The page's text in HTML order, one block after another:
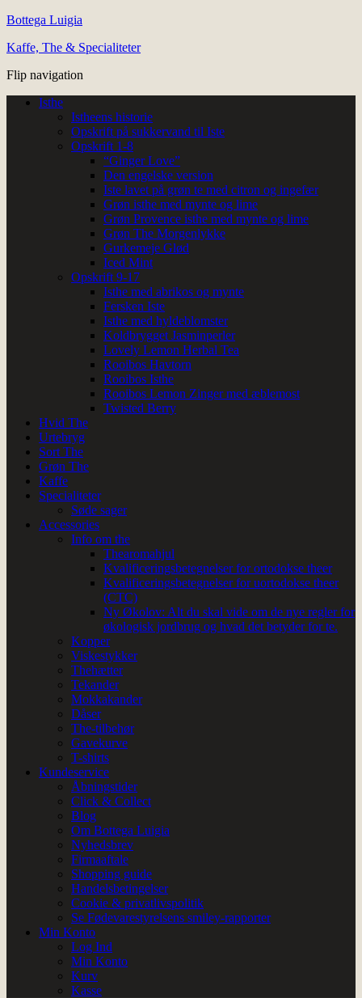
Bottega Luigia
Kaffe, The & Specialiteter
Flip navigation
Isthe
Istheens historie
Opskrift på sukkervand til Iste
Opskrift 1-8
“Ginger Love”
Den engelske version
Iste lavet på grøn te med citron og ingefær
Grøn isthe med mynte og lime
Grøn Provence isthe med mynte og lime
Grøn The Morgenlykke
Gurkemeje Glød
Iced Mint
Opskrift 9-17
Isthe med abrikos og mynte
Fersken Iste
Isthe med hyldeblomster
Koldbrygget Jasminperler
Lovely Lemon Herbal Tea
Rooibos Havtorn
Rooibos Isthe
Rooibos Lemon Zinger med æblemost
Twisted Berry
Hvid The
Urtebryg
Sort The
Grøn The
Kaffe
Specialiteter
Søde sager
Accessories
Info om the
Thearomahjul
Kvalificeringsbetegnelser for ortodokse theer
Kvalificeringsbetegnelser for uortodokse theer
(CTC)
Ny Økolov: Alt du skal vide om de nye regler for
økologisk jordbrug og hvad det betyder for te.
Kopper
Viskestykker
Thehætter
Tekander
Mokkakander
Dåser
The-tilbehør
Gavekurve
T-shirts
Kundeservice
Åbningstider
Click & Collect
Blog
Om Bottega Luigia
Nyhedsbrev
Firmaaftale
Shopping guide
Handelsbetingelser
Cookie & privatlivspolitik
Se Fødevarestyrelsens smiley-rapporter
Min Konto
Log Ind
Min Konto
Kurv
Kasse